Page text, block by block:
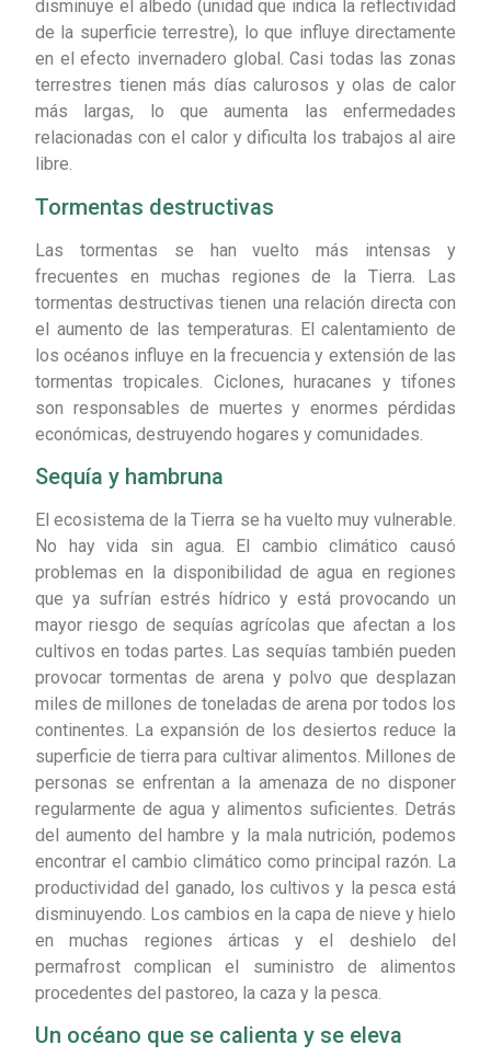
disminuye el albedo (unidad que indica la reflectividad
de la superficie terrestre), lo que influye directamente
en el efecto invernadero global. Casi todas las zonas
terrestres tienen más días calurosos y olas de calor
más largas, lo que aumenta las enfermedades
relacionadas con el calor y dificulta los trabajos al aire
libre.
Tormentas destructivas
Las tormentas se han vuelto más intensas y
frecuentes en muchas regiones de la Tierra. Las
tormentas destructivas tienen una relación directa con
el aumento de las temperaturas. El calentamiento de
los océanos influye en la frecuencia y extensión de las
tormentas tropicales. Ciclones, huracanes y tifones
son responsables de muertes y enormes pérdidas
económicas, destruyendo hogares y comunidades.
Sequía y hambruna
El ecosistema de la Tierra se ha vuelto muy vulnerable.
No hay vida sin agua. El cambio climático causó
problemas en la disponibilidad de agua en regiones
que ya sufrían estrés hídrico y está provocando un
mayor riesgo de sequías agrícolas que afectan a los
cultivos en todas partes. Las sequías también pueden
provocar tormentas de arena y polvo que desplazan
miles de millones de toneladas de arena por todos los
continentes. La expansión de los desiertos reduce la
superficie de tierra para cultivar alimentos. Millones de
personas se enfrentan a la amenaza de no disponer
regularmente de agua y alimentos suficientes. Detrás
del aumento del hambre y la mala nutrición, podemos
encontrar el cambio climático como principal razón. La
productividad del ganado, los cultivos y la pesca está
disminuyendo. Los cambios en la capa de nieve y hielo
en muchas regiones árticas y el deshielo del
permafrost complican el suministro de alimentos
procedentes del pastoreo, la caza y la pesca.
Un océano que se calienta y se eleva